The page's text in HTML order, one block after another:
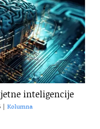
inteligencije
| Kolumna